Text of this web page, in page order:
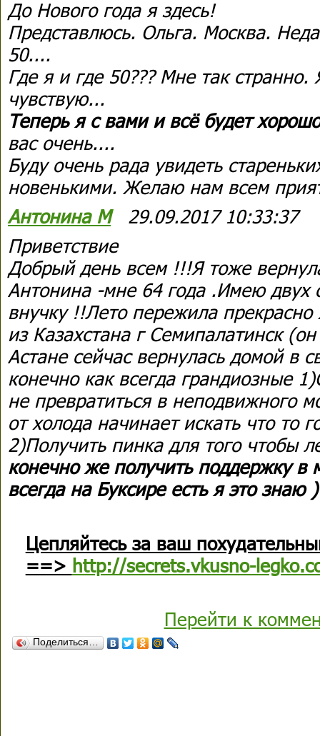
До Нового года я здесь!
Представлюсь. Ольга. Москва.
50....
Где я и где 50??? Мне так
чувствую...
Теперь я с вами и всё будет
вас очень....
Буду очень рада увидеть
новенькими. Желаю нам всем
Антонина М29.09.2017 10:33:37
Приветствие
Добрый день всем !!!Я тоже
Антонина -мне 64 года .Имею двух
внучку !!Лето пережила
из Казахстана г Семипалатинск
Астане сейчас вернулась домой в
конечно как всегда грандиозные
не превратиться в неподвижного
от холода начинает искать что то
2)Получить пинка для того чтобы
конечно же получить поддержку в
всегда на Буксире есть я это знаю )
Цепляйтесь за ваш
==> http://secrets.vkusno-
Перейти к
Поделиться…